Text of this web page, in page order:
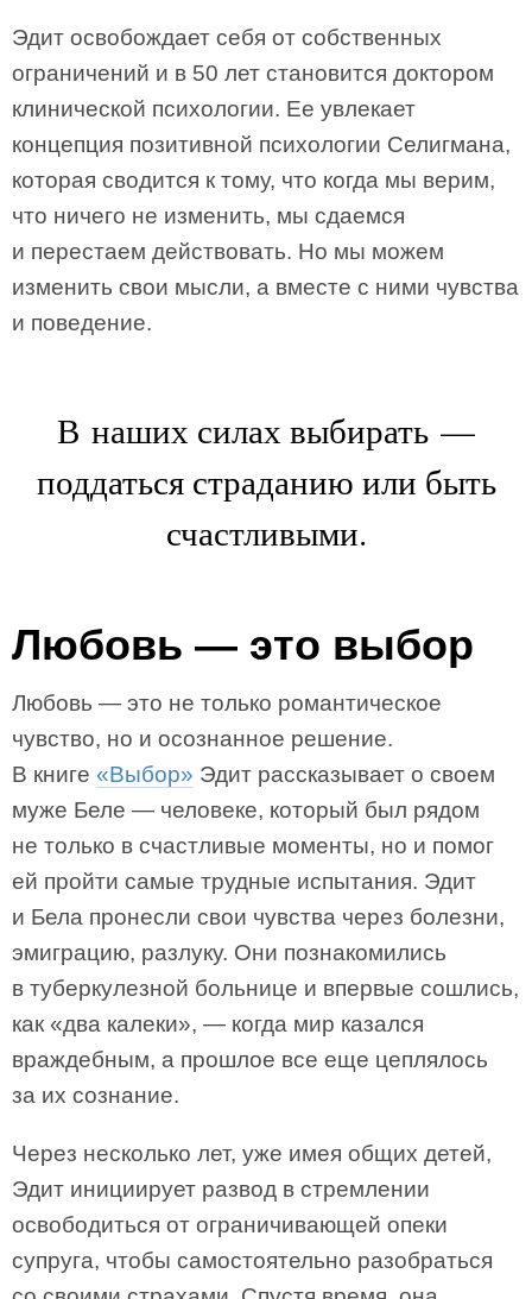
Эдит освобождает себя от собственных
ограничений и в 50 лет становится доктором
клинической психологии. Ее увлекает
концепция позитивной психологии Селигмана,
которая сводится к тому, что когда мы верим,
что ничего не изменить, мы сдаемся
и перестаем действовать. Но мы можем
изменить свои мысли, а вместе с ними чувства
и поведение.
В наших силах выбирать —
поддаться страданию или быть
счастливыми.
Любовь — это выбор
Любовь — это не только романтическое
чувство, но и осознанное решение.
В книге «Выбор» Эдит рассказывает о своем
муже Беле — человеке, который был рядом
не только в счастливые моменты, но и помог
ей пройти самые трудные испытания. Эдит
и Бела пронесли свои чувства через болезни,
эмиграцию, разлуку. Они познакомились
в туберкулезной больнице и впервые сошлись,
как «два калеки», — когда мир казался
враждебным, а прошлое все еще цеплялось
за их сознание.
Через несколько лет, уже имея общих детей,
Эдит инициирует развод в стремлении
освободиться от ограничивающей опеки
супруга, чтобы самостоятельно разобраться